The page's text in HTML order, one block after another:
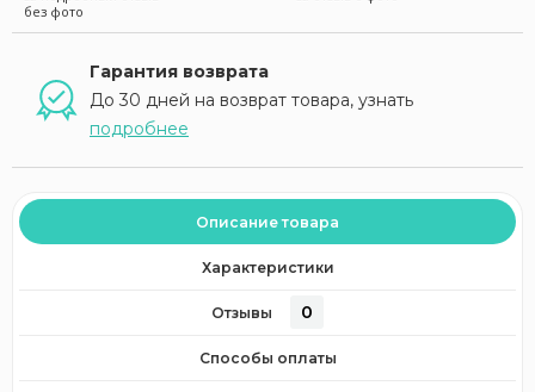
без фото
Гарантия возврата
До 30 дней на возврат товара, узнать
подробнее
Описание товара
Характеристики
Отзывы 0
Способы оплаты